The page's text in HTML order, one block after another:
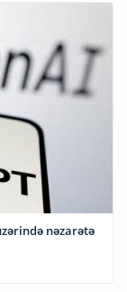
nəzarətə